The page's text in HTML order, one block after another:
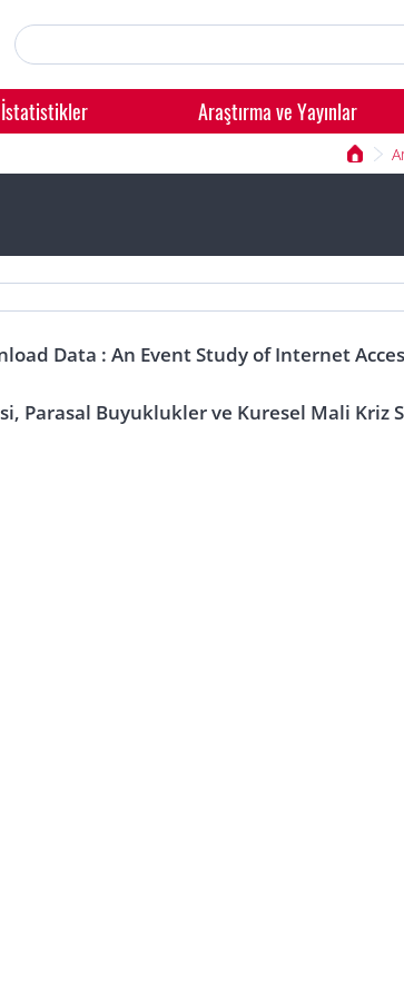
İstatistikler Araştırma ve Yayınlar
Data : An Event Study of Internet
Parasal Buyuklukler ve Kuresel Mali Kriz